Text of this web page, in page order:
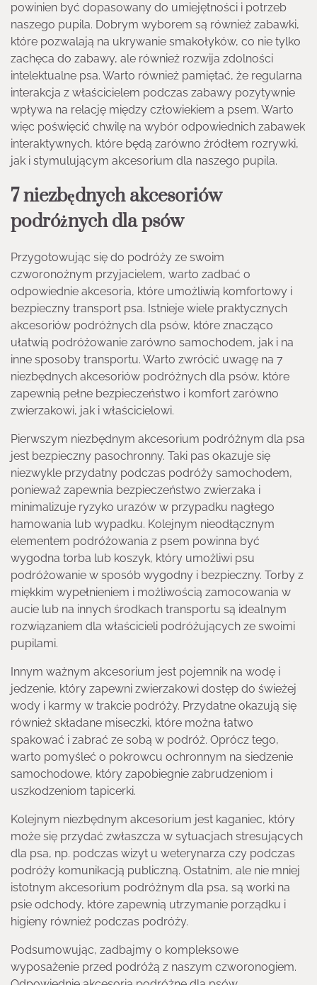
powinien być dopasowany do umiejętności i potrzeb
naszego pupila. Dobrym wyborem są również zabawki,
które pozwalają na ukrywanie smakołyków, co nie tylko
zachęca do zabawy, ale również rozwija zdolności
intelektualne psa. Warto również pamiętać, że regularna
interakcja z właścicielem podczas zabawy pozytywnie
wpływa na relację między człowiekiem a psem. Warto
więc poświęcić chwilę na wybór odpowiednich zabawek
interaktywnych, które będą zarówno źródłem rozrywki,
jak i stymulującym akcesorium dla naszego pupila.
7 niezbędnych akcesoriów
podróżnych dla psów
Przygotowując się do podróży ze swoim
czworonożnym przyjacielem, warto zadbać o
odpowiednie akcesoria, które umożliwią komfortowy i
bezpieczny transport psa. Istnieje wiele praktycznych
akcesoriów podróżnych dla psów, które znacząco
ułatwią podróżowanie zarówno samochodem, jak i na
inne sposoby transportu. Warto zwrócić uwagę na 7
niezbędnych akcesoriów podróżnych dla psów, które
zapewnią pełne bezpieczeństwo i komfort zarówno
zwierzakowi, jak i właścicielowi.
Pierwszym niezbędnym akcesorium podróżnym dla psa
jest bezpieczny pasochronny. Taki pas okazuje się
niezwykle przydatny podczas podróży samochodem,
ponieważ zapewnia bezpieczeństwo zwierzaka i
minimalizuje ryzyko urazów w przypadku nagłego
hamowania lub wypadku. Kolejnym nieodłącznym
elementem podróżowania z psem powinna być
wygodna torba lub koszyk, który umożliwi psu
podróżowanie w sposób wygodny i bezpieczny. Torby z
miękkim wypełnieniem i możliwością zamocowania w
aucie lub na innych środkach transportu są idealnym
rozwiązaniem dla właścicieli podróżujących ze swoimi
pupilami.
Innym ważnym akcesorium jest pojemnik na wodę i
jedzenie, który zapewni zwierzakowi dostęp do świeżej
wody i karmy w trakcie podróży. Przydatne okazują się
również składane miseczki, które można łatwo
spakować i zabrać ze sobą w podróż. Oprócz tego,
warto pomyśleć o pokrowcu ochronnym na siedzenie
samochodowe, który zapobiegnie zabrudzeniom i
uszkodzeniom tapicerki.
Kolejnym niezbędnym akcesorium jest kaganiec, który
może się przydać zwłaszcza w sytuacjach stresujących
dla psa, np. podczas wizyt u weterynarza czy podczas
podróży komunikacją publiczną. Ostatnim, ale nie mniej
istotnym akcesorium podróżnym dla psa, są worki na
psie odchody, które zapewnią utrzymanie porządku i
higieny również podczas podróży.
Podsumowując, zadbajmy o kompleksowe
wyposażenie przed podróżą z naszym czworonogiem.